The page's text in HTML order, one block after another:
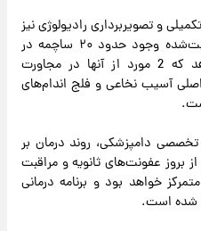
و تصویربرداری رادیولوژی نیز
انجام شده است، گفت: تصاویر ثبت‌شده وجود حدود ۲۰ ساچمه در
نقاط مختلف بدن را نشان می‌دهد که 2 مورد از آنها در مجاورت
آسیب نخاعی و فلج اندام‌های
دامپزشکی، روند درمان بر
بروز عفونت‌های ثانویه و مراقبت
خواهد بود و برنامه درمانی
شده است.